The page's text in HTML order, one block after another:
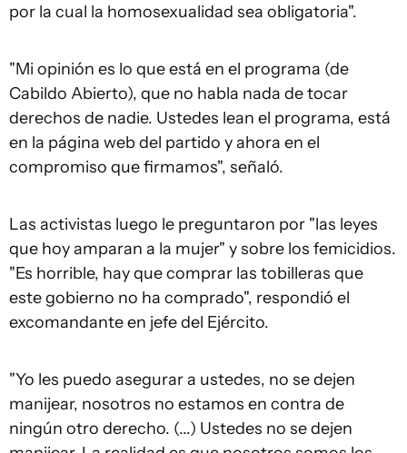
por la cual la homosexualidad sea obligatoria".
"Mi opinión es lo que está en el programa (de
Cabildo Abierto), que no habla nada de tocar
derechos de nadie. Ustedes lean el programa, está
en la página web del partido y ahora en el
compromiso que firmamos", señaló.
Las activistas luego le preguntaron por "las leyes
que hoy amparan a la mujer" y sobre los femicidios.
"Es horrible, hay que comprar las tobilleras que
este gobierno no ha comprado", respondió el
excomandante en jefe del Ejército.
"Yo les puedo asegurar a ustedes, no se dejen
manijear, nosotros no estamos en contra de
ningún otro derecho. (...) Ustedes no se dejen